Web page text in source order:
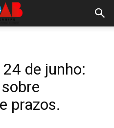
de junho:
prazos.